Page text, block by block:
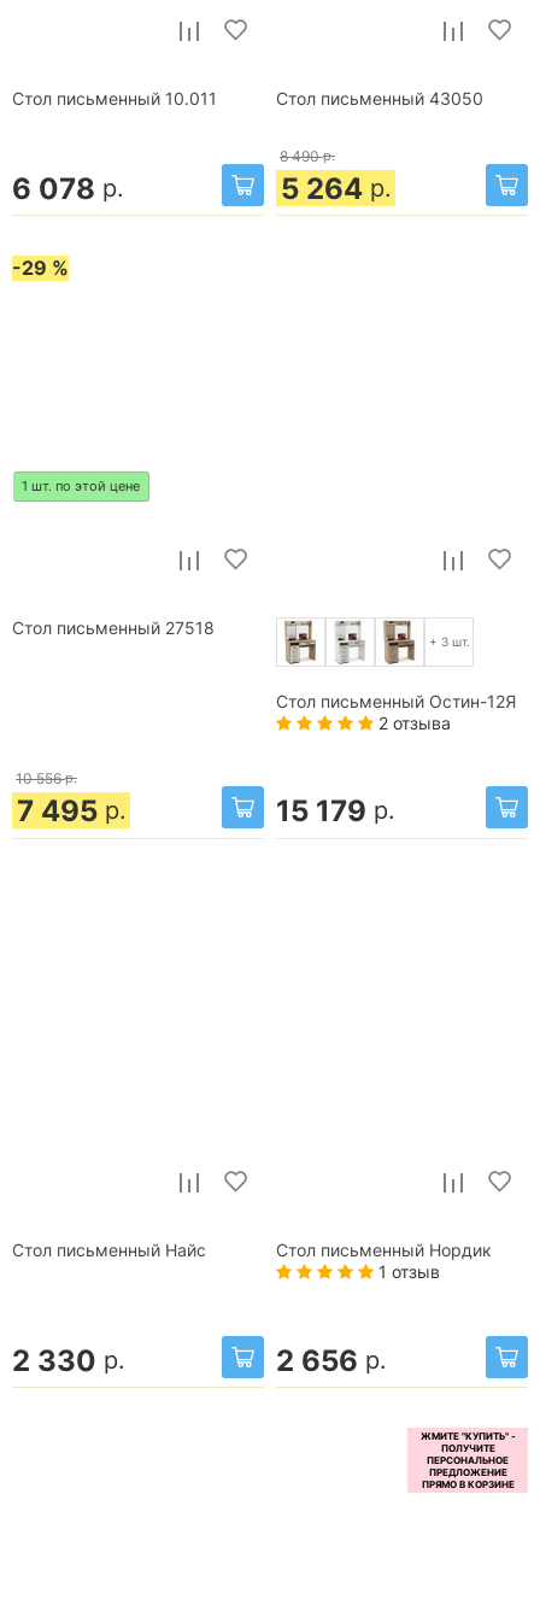
Стол письменный 10.011
6 078 р.
Стол письменный 43050
8 490 р.
5 264 р.
-29 %
1 шт. по этой цене
Стол письменный 27518
10 556 р.
7 495 р.
+ 3 шт.
Стол письменный Остин-12Я
2 отзыва
15 179 р.
Стол письменный Найс
2 330 р.
Стол письменный Нордик
1 отзыв
2 656 р.